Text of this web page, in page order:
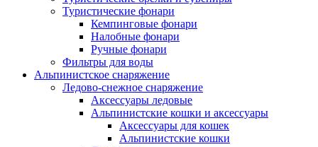
Туристические фонари
Кемпинговые фонари
Налобные фонари
Ручные фонари
Фильтры для воды
Альпинистское снаряжение
Ледово-снежное снаряжение
Аксессуары ледовые
Альпинистские кошки и аксессуары
Аксессуары для кошек
Альпинистские кошки